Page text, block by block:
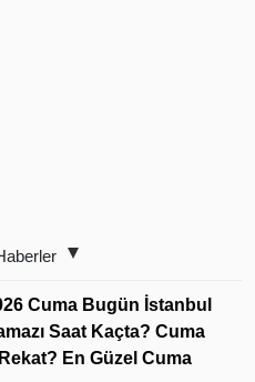
Cuma Bugün İstanbul
Saat Kaçta? Cuma
En Güzel Cuma